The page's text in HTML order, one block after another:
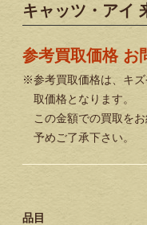
キャッツ・アイ
参考買取価格 お
※参考買取価格は、キ
取価格となります。
この金額での買取を
予めご了承下さい。
品目